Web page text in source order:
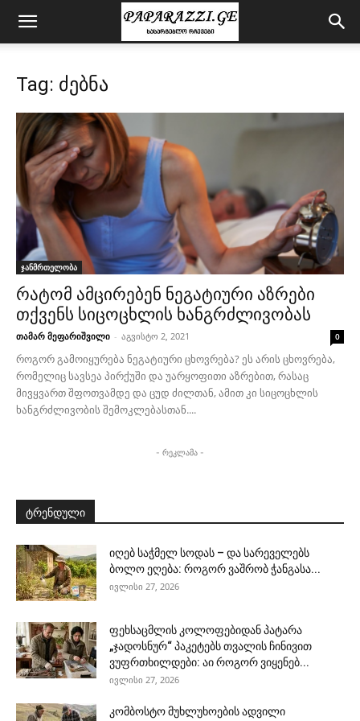
Tag: ძებნა
ჯანმრთელობა
რატომ ამცირებენ ნეგატიური აზრები
თქვენს სიცოცხლის ხანგრძლივობას
თამარ მეფარიშვილი - აგვისტო 2, 2021 0
როგორ გამოიყურება ნეგატიური ცხოვრება? ეს არის ცხოვრება,
რომელიც სავსეა პირქუში და უარყოფითი აზრებით, რასაც
მივყვართ შფოთვამდე და ცუდ ძილთან, ამით კი სიცოცხლის
ხანგრძლივობის შემოკლებასთან....
- რეკლამა -
ტრენდული
იღებ საჭმელ სოდას – და სარეველებს
ბოლო ეღება: როგორ ვაშრობ ჭანგასა...
ივლისი 27, 2026
ფეხსაცმლის კოლოფებიდან პატარა
„ჯადოსნურ“ პაკეტებს თვალის ჩინივით
ვუფრთხილდები: აი როგორ ვიყენებ...
ივლისი 27, 2026
კომბოსტო მუხლუხოების ადვილი